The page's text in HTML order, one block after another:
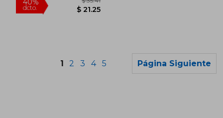
1 2 3 4 5 Página Siguiente